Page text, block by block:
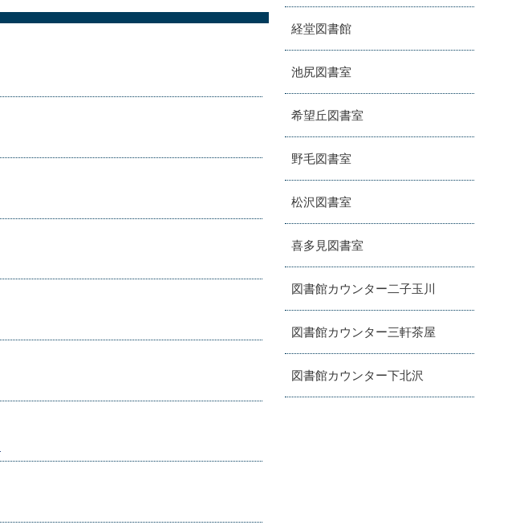
経堂図書館
池尻図書室
希望丘図書室
野毛図書室
松沢図書室
喜多見図書室
図書館カウンター二子玉川
図書館カウンター三軒茶屋
図書館カウンター下北沢